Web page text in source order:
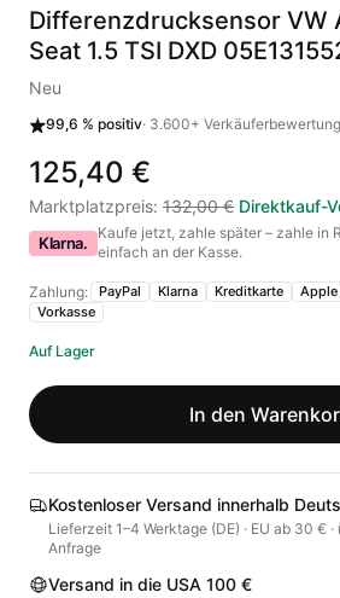
Differenzdrucksensor VW
Seat 1.5 TSI DXD
Neu
99,6 % positiv· 3.600+
125,40 €
Marktplatzpreis: 132,00 € Direktkauf-
Klarna. Kaufe jetzt, zahle später – zahle in
einfach an der Kasse.
Zahlung: PayPal Klarna Kreditkarte Apple
Vorkasse
Auf Lager
In den
Kostenloser Versand innerhalb
Lieferzeit 1–4 Werktage (DE) · EU ab 30 €
Anfrage
Versand in die USA 100 €